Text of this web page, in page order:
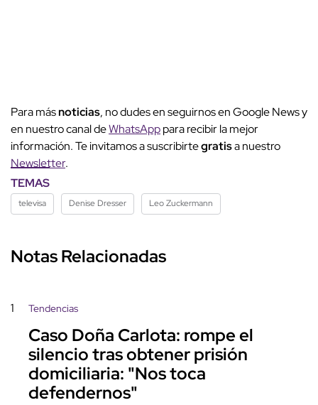
Para másnoticias, no dudes en seguirnos en Google News y
en nuestro canal deWhatsApppara recibir la mejor
información. Te invitamos a suscribirtegratisa nuestro
Newsletter.
TEMAS
televisa Denise Dresser Leo Zuckermann
Notas Relacionadas
1 Tendencias
Caso Doña Carlota: rompe el
silencio tras obtener prisión
domiciliaria: "Nos toca
defendernos"